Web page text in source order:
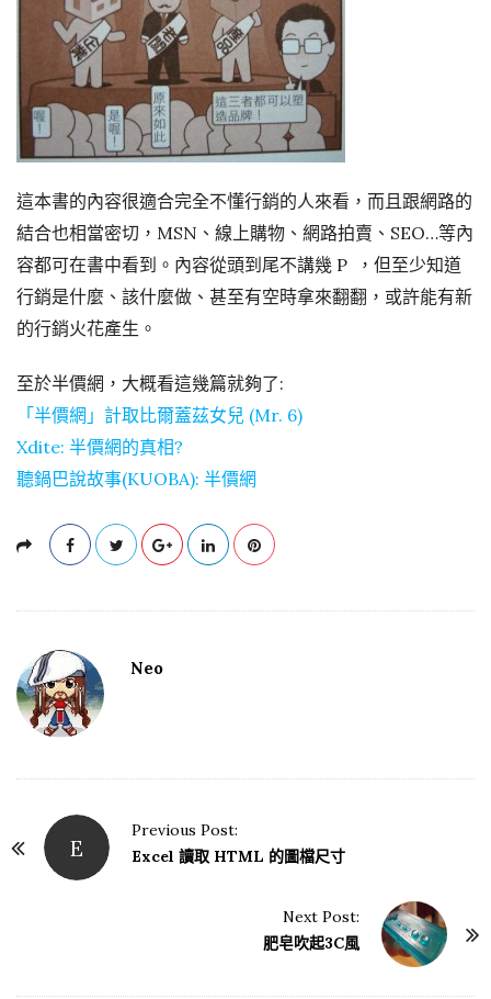
這本書的內容很適合完全不懂行銷的人來看，而且跟網路的
結合也相當密切，MSN、線上購物、網路拍賣、SEO…等內
容都可在書中看到。內容從頭到尾不講幾 P ，但至少知道
行銷是什麼、該什麼做、甚至有空時拿來翻翻，或許能有新
的行銷火花產生。
至於半價網，大概看這幾篇就夠了:
「半價網」計取比爾蓋茲女兒 (Mr. 6)
Xdite: 半價網的真相?
聽鍋巴說故事(KUOBA): 半價網
Neo
P
E
Previous Post:
Excel 讀取 HTML 的圖檔尺寸
Next Post:
肥皂吹起3C風